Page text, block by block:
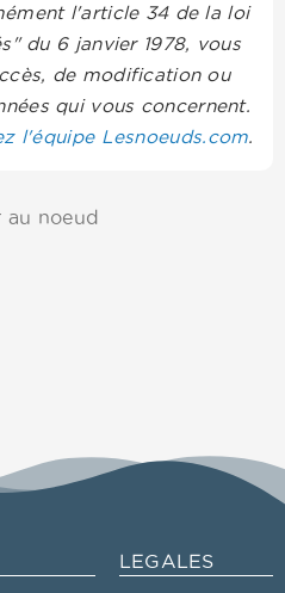
l'article 34 de la loi
du 6 janvier 1978, vous
de modification ou
qui vous concernent.
l'équipe Lesnoeuds.com.
au noeud
LEGALES